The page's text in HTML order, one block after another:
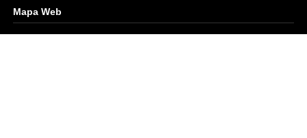
Mapa Web